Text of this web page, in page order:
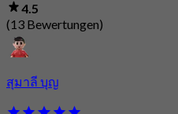
4.5
(13 Bewertungen)
สุมาลี บุญ